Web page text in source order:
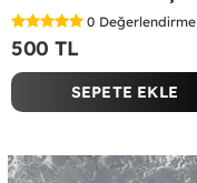
0 Değerlendirme
500 TL
SEPETE EKLE